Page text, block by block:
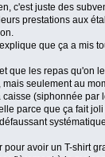
c'est juste des
prestations aux
que ça a mis
que les repas
seulement au
(siphonnée
parce que ça fait
avoir un T-shirt